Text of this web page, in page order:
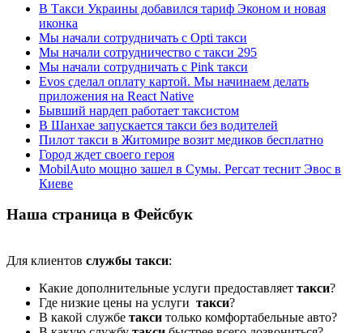
В Такси Украины добавился тариф Эконом и новая
иконка
Мы начали сотрудничать с Opti такси
Мы начали сотрудничество с такси 295
Мы начали сотрудничать с Pink такси
Evos сделал оплату картой. Мы начинаем делать
приложения на React Native
Бывший нардеп работает таксистом
В Шанхае запускается такси без водителей
Пилот такси в Житомире возит медиков бесплатно
Город ждет своего героя
MobilAuto мощно зашел в Сумы. Регсат теснит Эвос в
Киеве
Наша страница в Фейсбук
Для клиентов службы такси:
Какие дополнительные услуги предоставляет такси?
Где низкие цены на услуги такси?
В какой службе такси только комфортабельные авто?